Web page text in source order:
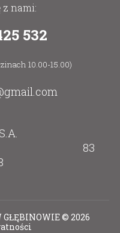
nami:
532
10.00-15.00)
© 2026